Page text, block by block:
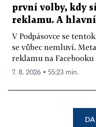
první volby, kdy
reklamu. A
V Podpásovce se
se vůbec nemluví.
reklamu na Facebooku
7. 8. 2026 ▪ 55:23 min.